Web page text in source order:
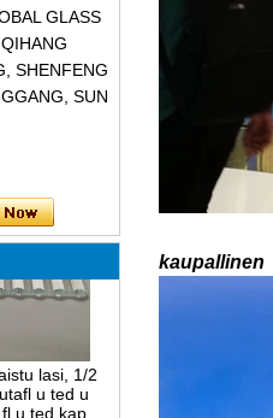
GLASS
SHENFENG
SUN
u ted kapea
paneeli
kaupallinen